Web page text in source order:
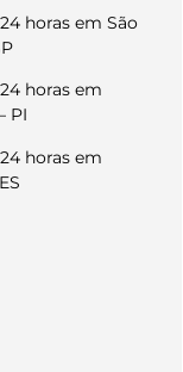
horas em São
horas em
PI
horas em